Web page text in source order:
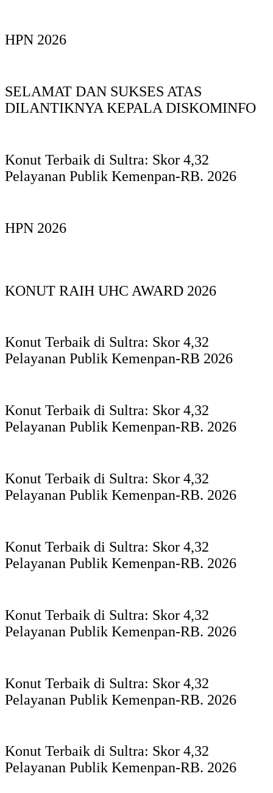
HPN 2026
SELAMAT DAN SUKSES ATAS
DILANTIKNYA KEPALA DISKOMINFO
Konut Terbaik di Sultra: Skor 4,32
Pelayanan Publik Kemenpan-RB. 2026
HPN 2026
KONUT RAIH UHC AWARD 2026
Konut Terbaik di Sultra: Skor 4,32
Pelayanan Publik Kemenpan-RB 2026
Konut Terbaik di Sultra: Skor 4,32
Pelayanan Publik Kemenpan-RB. 2026
Konut Terbaik di Sultra: Skor 4,32
Pelayanan Publik Kemenpan-RB. 2026
Konut Terbaik di Sultra: Skor 4,32
Pelayanan Publik Kemenpan-RB. 2026
Konut Terbaik di Sultra: Skor 4,32
Pelayanan Publik Kemenpan-RB. 2026
Konut Terbaik di Sultra: Skor 4,32
Pelayanan Publik Kemenpan-RB. 2026
Konut Terbaik di Sultra: Skor 4,32
Pelayanan Publik Kemenpan-RB. 2026